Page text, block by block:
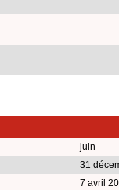
juin
31
7 avril